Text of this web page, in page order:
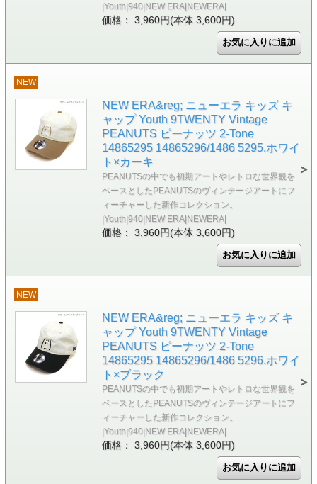
|Youth|940|NEW ERA|NEWERA|
価格： 3,960円(本体 3,600円)
NEW
NEW ERA&reg; ニューエラ キッズ キ
ャップ Youth 9TWENTY Vintage
PEANUTS ピーナッツ 2-Tone
14865295 14865296/1486 5295.ホワイ
ト×カーキ
PEANUTSの中でも初期アートやレトロな世界観を
ベースとしたPEANUTSのヴィンテージアートにフ
ィーチャーした新作コレクション。
|Youth|940|NEW ERA|NEWERA|
価格： 3,960円(本体 3,600円)
NEW
NEW ERA&reg; ニューエラ キッズ キ
ャップ Youth 9TWENTY Vintage
PEANUTS ピーナッツ 2-Tone
14865295 14865296/1486 5296.ホワイ
ト×ブラック
PEANUTSの中でも初期アートやレトロな世界観を
ベースとしたPEANUTSのヴィンテージアートにフ
ィーチャーした新作コレクション。
|Youth|940|NEW ERA|NEWERA|
価格： 3,960円(本体 3,600円)